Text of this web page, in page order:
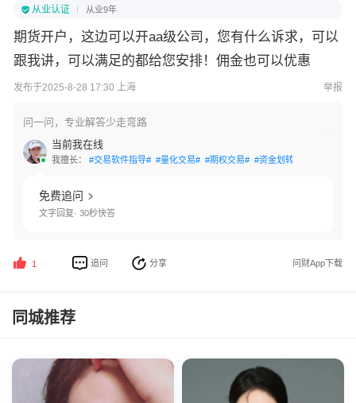
从业认证 从业9年
期货开户，这边可以开aa级公司，您有什么诉求，可以
跟我讲，可以满足的都给您安排！佣金也可以优惠
发布于2025-8-28 17:30 上海 举报
问一问，专业解答少走弯路
当前我在线
我擅长： #交易软件指导# #量化交易# #期权交易# #资金划转#
免费追问
文字回复· 30秒快答
1 追问 分享 问财App下载
同城推荐